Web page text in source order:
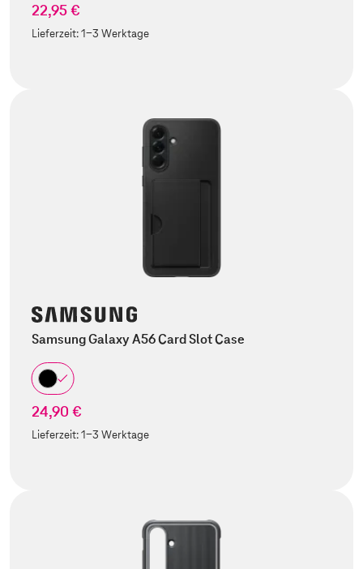
22,95 €
Lieferzeit:1-3 Werktage
Samsung Galaxy A56 Card Slot Case
24,90 €
Lieferzeit:1-3 Werktage